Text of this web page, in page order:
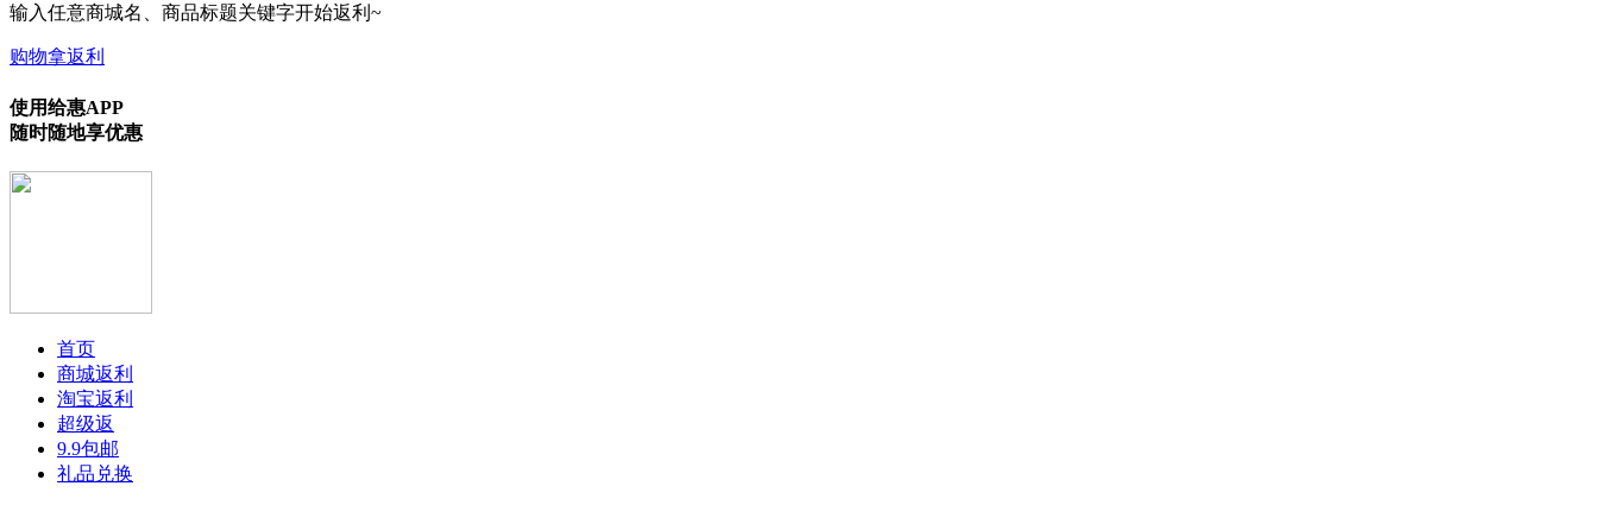
输入任意商城名、商品标题关键字开始返利~
购物拿返利
使用给惠APP
随时随地享优惠
首页
商城返利
淘宝返利
超级返
9.9包邮
礼品兑换